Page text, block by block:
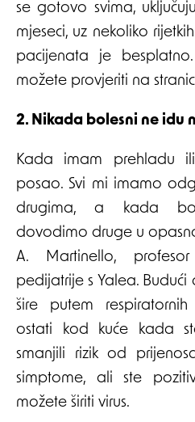
se gotovo svima,
mjeseci, uz nekoliko
pacijenata je
možete provjeriti na
2. Nikada bolesni ne idu
Kada imam prehladu
posao. Svi mi imamo
drugima, a kada
dovodimo druge u
A. Martinello,
pedijatrije s Yalea.
šire putem
ostati kod kuće kada
smanjili rizik od
simptome, ali ste
možete širiti virus.